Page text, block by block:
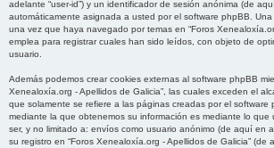
adelante “user-id”) y un identificador de sesión anónima (de
automáticamente asignada a usted por el software phpBB.
una vez que haya navegado por temas en “Foros
emplea para registrar cuales han sido leídos, con objeto de
usuario.
Además podemos crear cookies externas al software phpBB
Xenealoxía.org - Apellidos de Galicia”, las cuales exceden el
que solamente se refiere a las páginas creadas por el software
mediante la que obtenemos su información es mediante lo
ser, y no limitado a: envíos como usuario anónimo (de aquí en
su registro en “Foros Xenealoxía.org - Apellidos de Galicia” (de